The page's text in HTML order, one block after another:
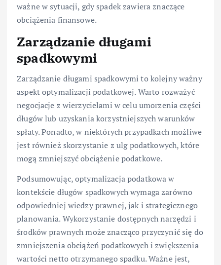
ważne w sytuacji, gdy spadek zawiera znaczące
obciążenia finansowe.
Zarządzanie długami
spadkowymi
Zarządzanie długami spadkowymi to kolejny ważny
aspekt optymalizacji podatkowej. Warto rozważyć
negocjacje z wierzycielami w celu umorzenia części
długów lub uzyskania korzystniejszych warunków
spłaty. Ponadto, w niektórych przypadkach możliwe
jest również skorzystanie z ulg podatkowych, które
mogą zmniejszyć obciążenie podatkowe.
Podsumowując, optymalizacja podatkowa w
kontekście długów spadkowych wymaga zarówno
odpowiedniej wiedzy prawnej, jak i strategicznego
planowania. Wykorzystanie dostępnych narzędzi i
środków prawnych może znacząco przyczynić się do
zmniejszenia obciążeń podatkowych i zwiększenia
wartości netto otrzymanego spadku. Ważne jest,